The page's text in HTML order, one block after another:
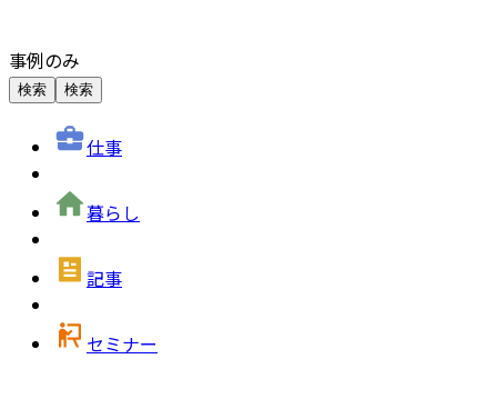
事例のみ
検索 検索
仕事
暮らし
記事
セミナー